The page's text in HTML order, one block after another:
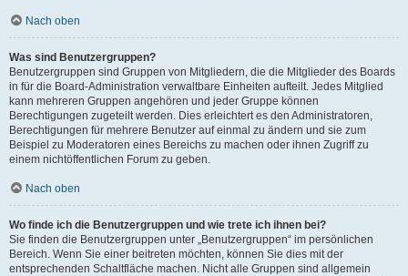
Nach oben
Was sind Benutzergruppen?
Benutzergruppen sind Gruppen von Mitgliedern, die die Mitglieder des Boards
in für die Board-Administration verwaltbare Einheiten aufteilt. Jedes Mitglied
kann mehreren Gruppen angehören und jeder Gruppe können
Berechtigungen zugeteilt werden. Dies erleichtert es den Administratoren,
Berechtigungen für mehrere Benutzer auf einmal zu ändern und sie zum
Beispiel zu Moderatoren eines Bereichs zu machen oder ihnen Zugriff zu
einem nichtöffentlichen Forum zu geben.
Nach oben
Wo finde ich die Benutzergruppen und wie trete ich ihnen bei?
Sie finden die Benutzergruppen unter „Benutzergruppen“ im persönlichen
Bereich. Wenn Sie einer beitreten möchten, können Sie dies mit der
entsprechenden Schaltfläche machen. Nicht alle Gruppen sind allgemein